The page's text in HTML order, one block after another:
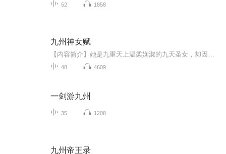
52 1858
九州神女赋
48 4609
一剑游九州
35 1208
九州帝王录